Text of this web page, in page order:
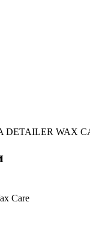
DETAILER WAX
Care